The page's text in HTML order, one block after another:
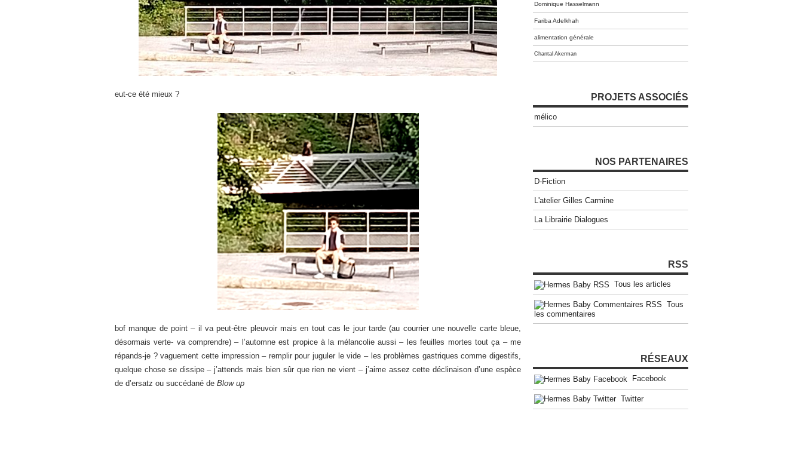
eut-ce été mieux ?
bof manque de point – il va peut-être pleuvoir mais en tout cas le jour tarde (au courrier une nouvelle carte bleue,
désormais verte- va comprendre) – l’automne est propice à la mélancolie aussi – les feuilles mortes tout ça – me
répands-je ? vaguement cette impression – remplir pour juguler le vide – les problèmes gastriques comme digestifs,
quelque chose se dissipe – j’attends mais bien sûr que rien ne vient – j’aime assez cette déclinaison d’une espèce
de d’ersatz ou succédané de Blow up
Dominique Hasselmann
Fariba Adelkhah
alimentation générale
Chantal Akerman
PROJETS ASSOCIÉS
mélico
NOS PARTENAIRES
D-Fiction
L'atelier Gilles Carmine
La Librairie Dialogues
RSS
Tous les articles
Tous
les commentaires
RÉSEAUX
Facebook
Twitter